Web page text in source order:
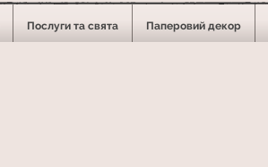
Послуги та свята Паперовий декор